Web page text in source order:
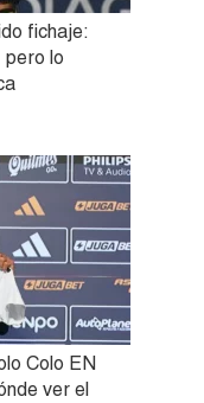
fichaje:
pero lo
Colo EN
ver el